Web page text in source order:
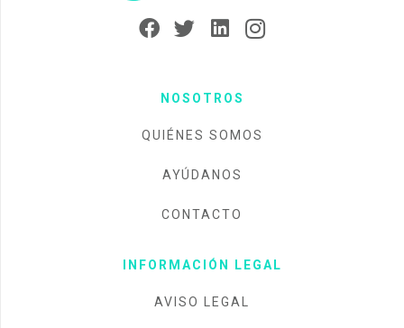
NOSOTROS
QUIÉNES SOMOS
AYÚDANOS
CONTACTO
INFORMACIÓN LEGAL
AVISO LEGAL